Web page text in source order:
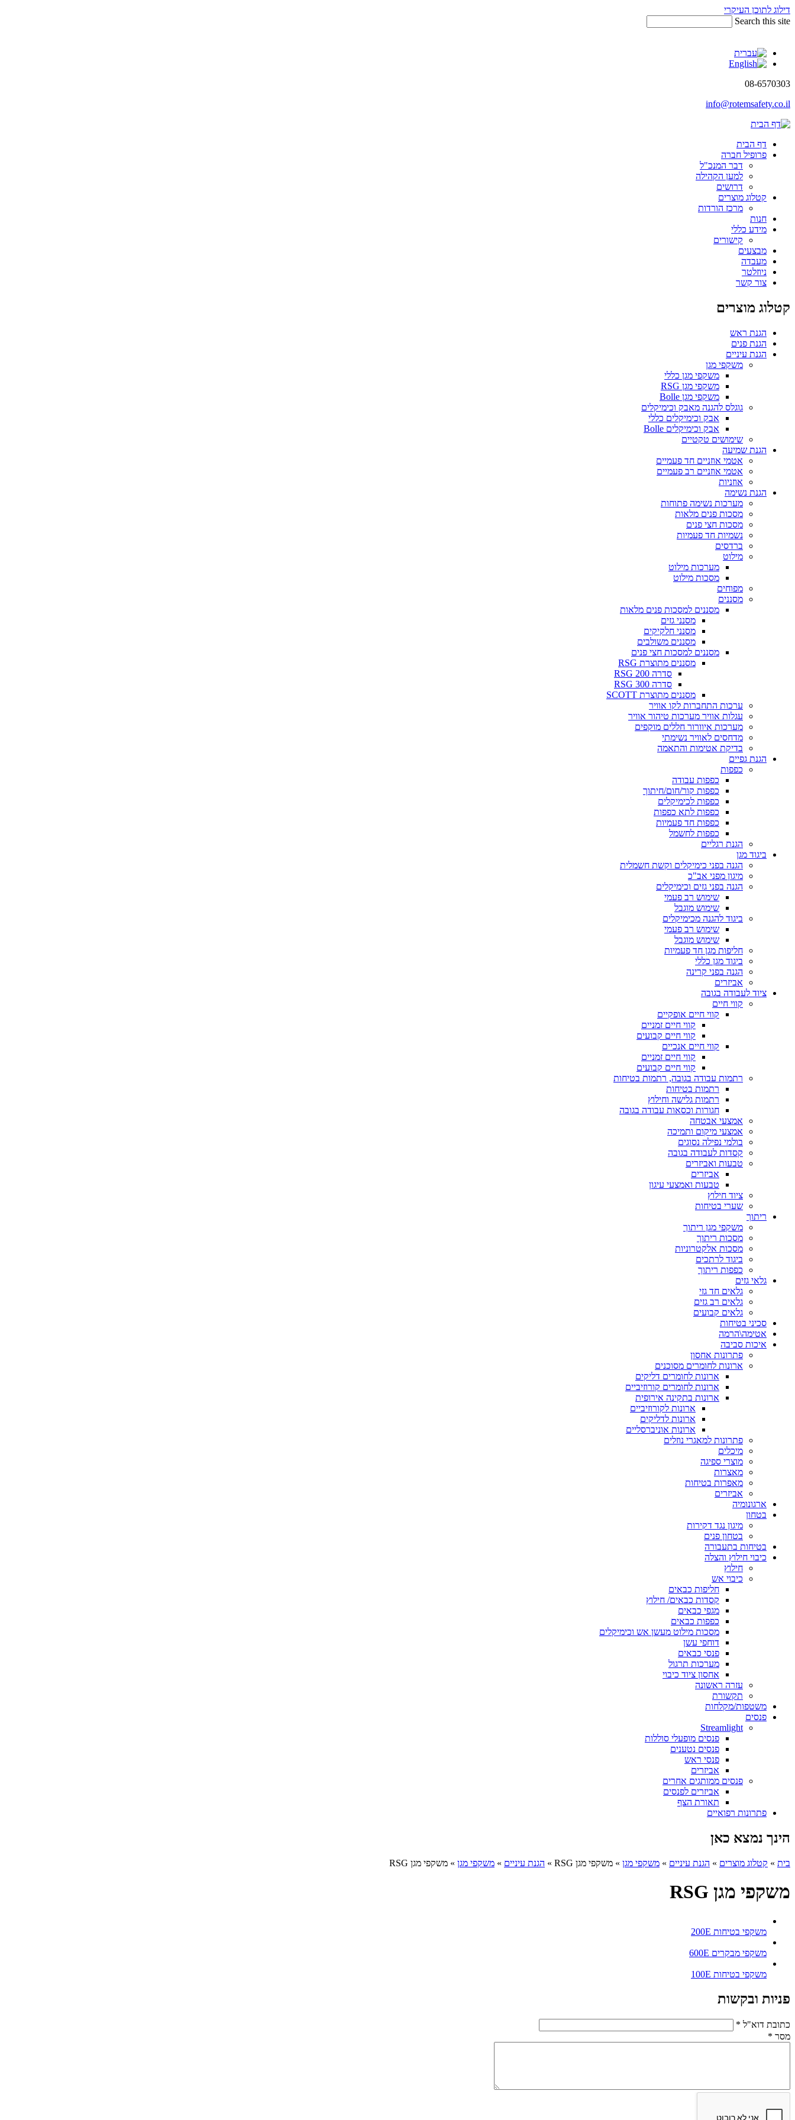
דילוג לתוכן העיקרי
Search this site
08-6570303
info@rotemsafety.co.il
דף הבית
פרופיל חברה
דבר המנכ"ל
למען הקהילה
דרושים
קטלוג מוצרים
מרכז הורדות
חנות
מידע כללי
קישורים
מבצעים
מעבדה
ניוזלטר
צור קשר
קטלוג מוצרים
הגנת ראש
הגנת פנים
הגנת עיניים
משקפי מגן
משקפי מגן כללי
משקפי מגן RSG
משקפי מגן Bolle
גוגלס להגנה מאבק וכימיקלים
אבק וכימיקלים כללי
אבק וכימיקלים Bolle
שימושים טקטיים
הגנת שמיעה
אטמי אוזניים חד פעמיים
אטמי אוזניים רב פעמיים
אוזניות
הגנת נשימה
מערכות נשימה פתוחות
מסכות פנים מלאות
מסכות חצי פנים
נשמיות חד פעמיות
ברדסים
מילוט
מערכות מילוט
מסכות מילוט
מפוחים
מסננים
מסננים למסכות פנים מלאות
מסנני גזים
מסנני חלקיקים
מסננים משולבים
מסננים למסכות חצי פנים
מסננים מתוצרת RSG
סדרה RSG 200
סדרה RSG 300
מסננים מתוצרת SCOTT
ערכות התחברות לקו אוויר
עגלות אוויר מערכות טיהור אוויר
מערכות איוורור חללים מוקפים
מדחסים לאוויר נשימתי
בדיקת אטימות והתאמה
הגנת גפיים
כפפות
כפפות עבודה
כפפות קור/חום/חיתוך
כפפות לכימיקלים
כפפות לתא כפפות
כפפות חד פעמיות
כפפות לחשמל
הגנת רגליים
ביגוד מגן
הגנה בפני כימיקלים וקשת חשמלית
מיגון מפני אב"כ
הגנה בפני גזים וכימיקלים
שימוש רב פעמי
שימוש מוגבל
ביגוד להגנה מכימיקלים
שימוש רב פעמי
שימוש מוגבל
חליפות מגן חד פעמיות
ביגוד מגן כללי
הגנה בפני קרינה
אביזרים
ציוד לעבודה בגובה
קווי חיים
קווי חיים אופקיים
קווי חיים זמניים
קווי חיים קבועים
קווי חיים אנכיים
קווי חיים זמניים
קווי חיים קבועים
רתמות עבודה בגובה, רתמות בטיחות
רתמות בטיחות
רתמות גלישה וחילוץ
חגורות וכסאות עבודה בגובה
אמצעי אבטחה
אמצעי מיקום ותמיכה
בולמי נפילה נסוגים
קסדות לעבודה בגובה
טבעות ואביזרים
אביזרים
טבעות ואמצעי עיגון
ציוד חילוץ
שערי בטיחות
ריתוך
משקפי מגן ריתוך
מסכות ריתוך
מסכות אלקטרוניות
ביגוד לרתכים
כפפות ריתוך
גלאי גזים
גלאים חד גזי
גלאים רב גזים
גלאים קבועים
סכיני בטיחות
אטימה\הרמה
איכות סביבה
פתרונות אחסון
ארונות לחומרים מסוכנים
ארונות לחומרים דליקים
ארונות לחומרים קורוזיביים
ארונות בתקינה אירופית
ארונות לקורוזיביים
ארונות לדליקים
ארונות אוניברסליים
פתרונות למאגרי נוזלים
מיכלים
מוצרי ספיגה
מאצרות
מאפרות בטיחות
אביזרים
ארגונומיה
בטחון
מיגון נגד דקירות
בטחון פנים
בטיחות בתעבורה
כיבוי חילוץ והצלה
חילוץ
כיבוי אש
חליפות כבאים
קסדות כבאים/ חילוץ
מגפי כבאים
כפפות כבאים
מסכות מילוט מעשן אש וכימיקלים
דוחפי עשן
פנסי כבאים
מערכות תרגול
אחסון ציוד כיבוי
עזרה ראשונה
תקשורת
משטפות/מקלחות
פנסים
Streamlight
פנסים מופעלי סוללות
פנסים נטענים
פנסי ראש
אביזרים
פנסים ממותגים אחרים
אביזרים לפנסים
תאורת הצף
פתרונות רפואיים
הינך נמצא כאן
בית » קטלוג מוצרים » הגנת עיניים » משקפי מגן » משקפי מגן RSG » הגנת עיניים » משקפי מגן » משקפי מגן RSG
משקפי מגן RSG
משקפי בטיחות 200E
משקפי מבקרים 600E
משקפי בטיחות 100E
פניות ובקשות
כתובת דוא"ל *
מסר *